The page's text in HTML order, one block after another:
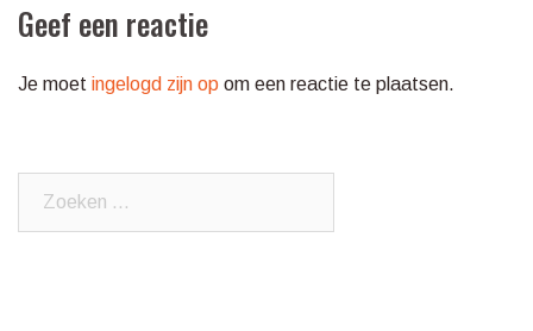
Geef een reactie
Je moet ingelogd zijn op om een reactie te plaatsen.